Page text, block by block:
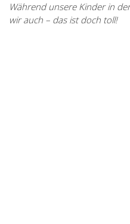
Während unsere Kinder in
wir auch – das ist doch toll!